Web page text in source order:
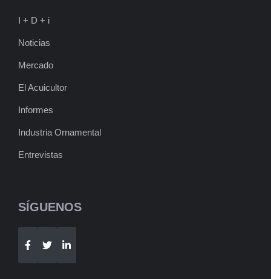
I + D + i
Noticias
Mercado
El Acuicultor
Informes
Industria Ornamental
Entrevistas
SÍGUENOS